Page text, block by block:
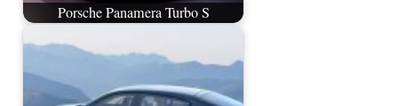
Porsche Panamera Turbo S